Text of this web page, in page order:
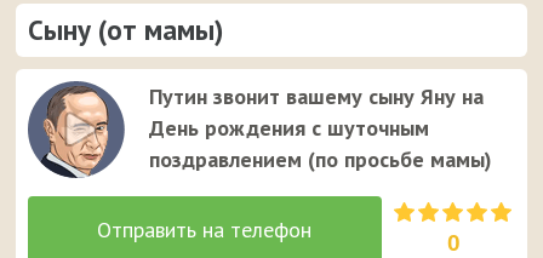
Сыну (от мамы)
Путин звонит вашему сыну Яну на
День рождения с шуточным
поздравлением (по просьбе мамы)
0